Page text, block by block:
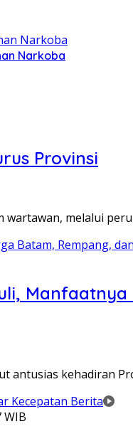
Narkoba
Provinsi
wartawan, melalui
antusias kehadiran
WIB